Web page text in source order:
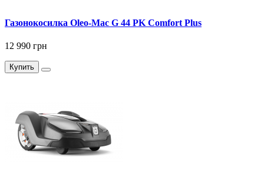
Газонокосилка Oleo-Mac G 44 PK Comfort Plus
12 990 грн
Купить